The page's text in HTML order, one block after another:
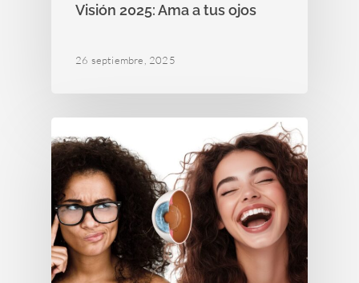
Visión 2025: Ama a tus ojos
26 septiembre, 2025